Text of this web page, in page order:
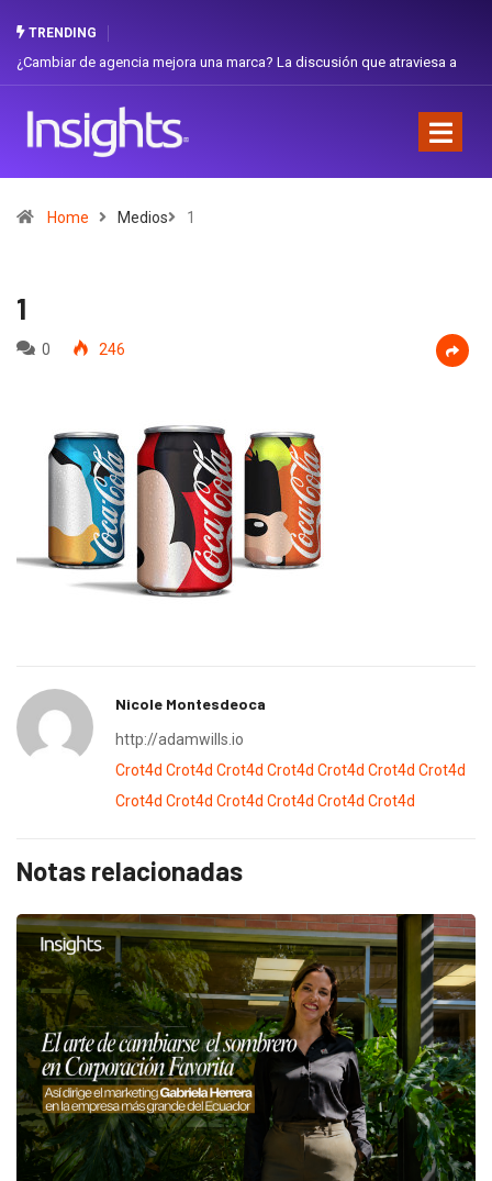
TRENDING
¿Cambiar de agencia mejora una marca? La discusión que atraviesa a
Home Medios 1
1
0 246
Nicole Montesdeoca
http://adamwills.io
Crot4d Crot4d Crot4d Crot4d Crot4d Crot4d Crot4d
Crot4d Crot4d Crot4d Crot4d Crot4d Crot4d
Notas relacionadas